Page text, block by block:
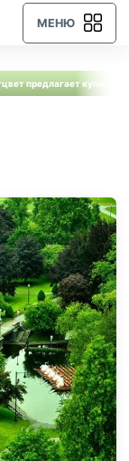
МЕНЮ
предлагает купить